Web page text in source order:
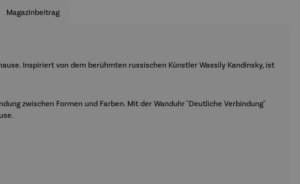
Magazinbeitrag
Inspiriert von dem berühmten russischen Künstler Wassily Kandinsky, ist
zwischen Formen und Farben. Mit der Wanduhr "Deutliche Verbindung"